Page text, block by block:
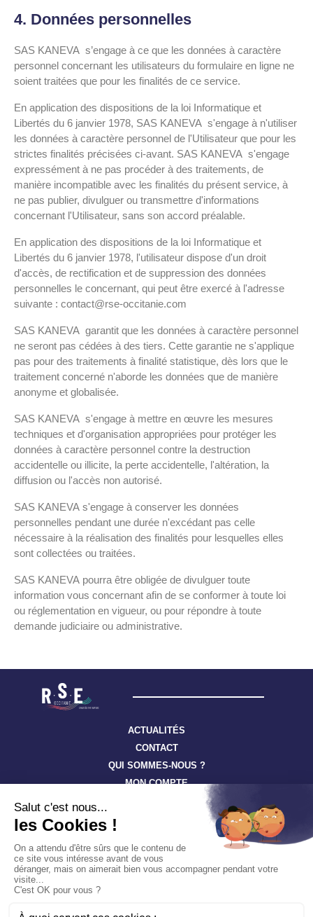
4. Données personnelles
SAS KANEVA s’engage à ce que les données à caractère
personnel concernant les utilisateurs du formulaire en ligne ne
soient traitées que pour les finalités de ce service.
En application des dispositions de la loi Informatique et
Libertés du 6 janvier 1978, SAS KANEVA s'engage à n'utiliser
les données à caractère personnel de l'Utilisateur que pour les
strictes finalités précisées ci-avant. SAS KANEVA s'engage
expressément à ne pas procéder à des traitements, de
manière incompatible avec les finalités du présent service, à
ne pas publier, divulguer ou transmettre d'informations
concernant l'Utilisateur, sans son accord préalable.
En application des dispositions de la loi Informatique et
Libertés du 6 janvier 1978, l'utilisateur dispose d'un droit
d'accès, de rectification et de suppression des données
personnelles le concernant, qui peut être exercé à l'adresse
suivante : contact@rse-occitanie.com
SAS KANEVA garantit que les données à caractère personnel
ne seront pas cédées à des tiers. Cette garantie ne s'applique
pas pour des traitements à finalité statistique, dès lors que le
traitement concerné n'aborde les données que de manière
anonyme et globalisée.
SAS KANEVA s'engage à mettre en œuvre les mesures
techniques et d'organisation appropriées pour protéger les
données à caractère personnel contre la destruction
accidentelle ou illicite, la perte accidentelle, l'altération, la
diffusion ou l'accès non autorisé.
SAS KANEVA s'engage à conserver les données
personnelles pendant une durée n'excédant pas celle
nécessaire à la réalisation des finalités pour lesquelles elles
sont collectées ou traitées.
SAS KANEVA pourra être obligée de divulguer toute
information vous concernant afin de se conformer à toute loi
ou réglementation en vigueur, ou pour répondre à toute
demande judiciaire ou administrative.
ACTUALITÉS
CONTACT
QUI SOMMES-NOUS ?
MON COMPTE
Suivez toute l’actualité à travers nos newsletters
S'ABONNER